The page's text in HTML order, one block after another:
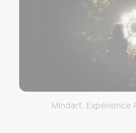
Mindart, Expérience